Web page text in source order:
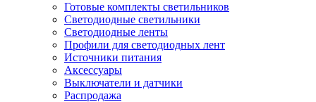
Готовые комплекты светильников
Светодиодные светильники
Светодиодные ленты
Профили для светодиодных лент
Источники питания
Аксессуары
Выключатели и датчики
Распродажа